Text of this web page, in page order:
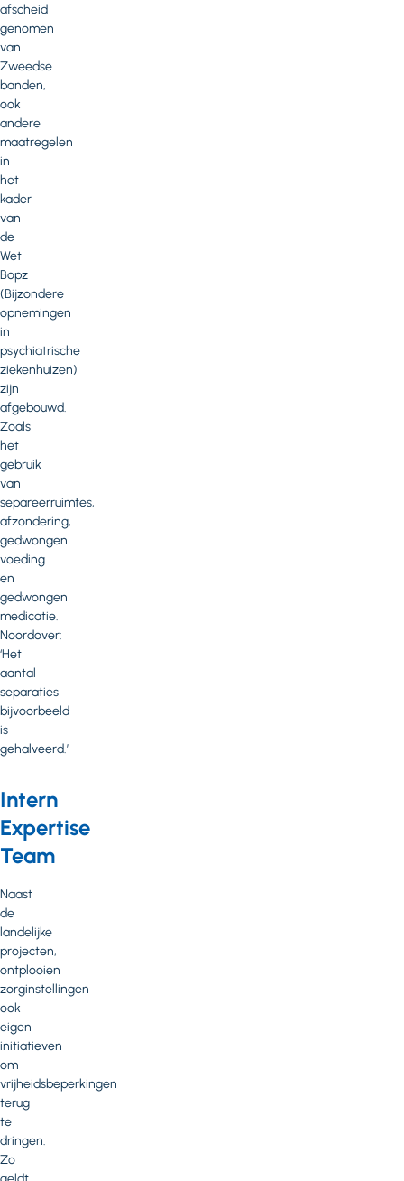
afscheid
genomen
van
Zweedse
banden,
ook
andere
maatregelen
in
het
kader
van
de
Wet
Bopz
(Bijzondere
opnemingen
in
psychiatrische
ziekenhuizen)
zijn
afgebouwd.
Zoals
het
gebruik
van
separeerruimtes,
afzondering,
gedwongen
voeding
en
gedwongen
medicatie.
Noordover:
‘Het
aantal
separaties
bijvoorbeeld
is
gehalveerd.’
Intern
Expertise
Team
Naast
de
landelijke
projecten,
ontplooien
zorginstellingen
ook
eigen
initiatieven
om
vrijheidsbeperkingen
terug
te
dringen.
Zo